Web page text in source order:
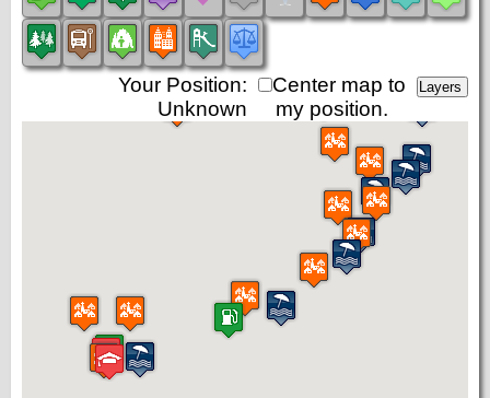
Center map to
my position.
Your Position:
Unknown